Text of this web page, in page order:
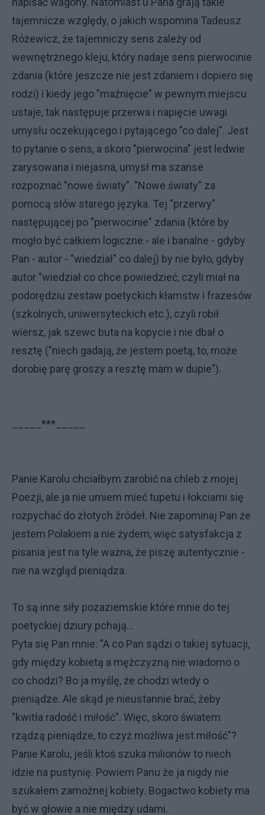
tajemnicze względy, o jakich wspomina Tadeusz
Różewicz, że tajemniczy sens zależy od
wewnętrznego kleju, który nadaje sens pierwocinie
zdania (które jeszcze nie jest zdaniem i dopiero się
rodzi) i kiedy jego "maźnięcie" w pewnym miejscu
ustaje, tak następuje przerwa i napięcie uwagi
umysłu oczekującego i pytającego "co dalej". Jest
to pytanie o sens, a skoro "pierwocina" jest ledwie
zarysowana i niejasna, umysł ma szanse
rozpoznać "nowe światy". "Nowe światy" za
pomocą słów starego języka. Tej "przerwy"
następującej po "pierwocinie" zdania (które by
mogło być całkiem logiczne - ale i banalne - gdyby
Pan - autor - "wiedział" co dalej) by nie było, gdyby
autor "wiedział co chce powiedzieć, czyli miał na
podorędziu zestaw poetyckich kłamstw i frazesów
(szkolnych, uniwersyteckich etc.), czyli robił
wiersz, jak szewc buta na kopycie i nie dbał o
resztę ("niech gadają, że jestem poetą, to, może
dorobię parę groszy a resztę mam w dupie").
_____***_____
Panie Karolu chciałbym zarobić na chleb z mojej
Poezji, ale ja nie umiem mieć tupetu i łokciami się
rozpychać do złotych źródeł. Nie zapominaj Pan że
jestem Polakiem a nie żydem, więc satysfakcja z
pisania jest na tyle ważna, że piszę autentycznie -
nie na wzgląd pieniądza.
To są inne siły pozaziemskie które mnie do tej
poetyckiej dziury pchają...
Pyta się Pan mnie: "A co Pan sądzi o takiej sytuacji,
gdy między kobietą a mężczyzną nie wiadomo o
co chodzi? Bo ja myślę, że chodzi wtedy o
pieniądze. Ale skąd je nieustannie brać, żeby
"kwitła radość i miłość". Więc, skoro światem
rządzą pieniądze, to czyż możliwa jest miłość"?
Panie Karolu, jeśli ktoś szuka milionów to niech
idzie na pustynię. Powiem Panu że ja nigdy nie
szukałem zamożnej kobiety. Bogactwo kobiety ma
być w głowie a nie między udami.